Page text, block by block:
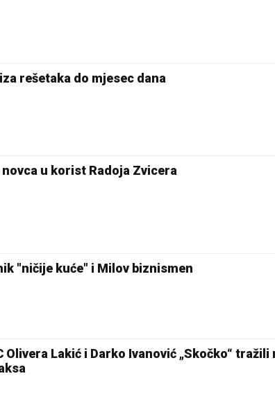
rešetaka do mjesec dana
u korist Radoja Zvicera
"ničije kuće" i Milov biznismen
Olivera Lakić i Darko Ivanović „Skočko“ tražili